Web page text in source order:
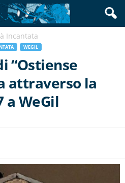
Incantata
WEGIL
“Ostiense
attraverso la
a WeGil